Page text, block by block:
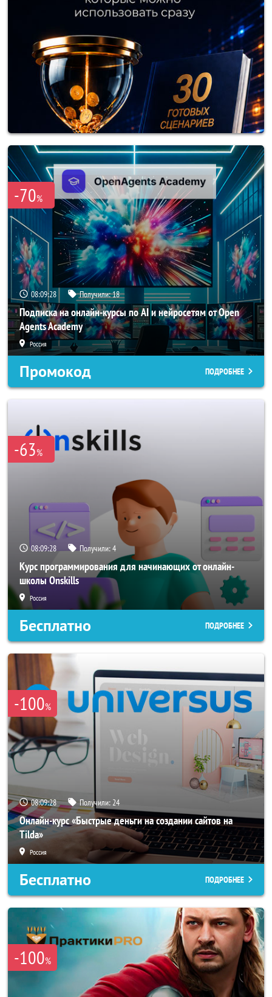
-70%
08:09:26 Получили:18
Подписка на онлайн-курсы по AI и нейросетям от Open
Agents Academy
Россия
Промокод ПОДРОБНЕЕ
-63%
08:09:26 Получили:4
Курс программирования для начинающих от онлайн-
школы Onskills
Россия
Бесплатно ПОДРОБНЕЕ
-100%
08:09:26 Получили:24
Онлайн-курс «Быстрые деньги на создании сайтов на
Tilda»
Россия
Бесплатно ПОДРОБНЕЕ
-100%